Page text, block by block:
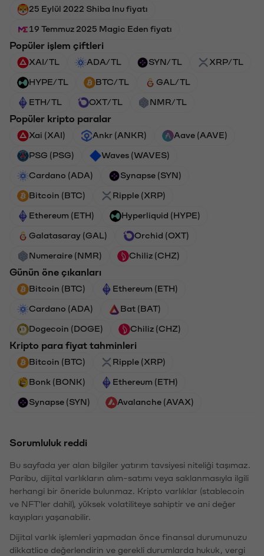
25 Eylül 2022 Shiba Inu fiyatı
19 Temmuz 2025 Magic Eden fiyatı
Popüler işlem çiftleri
XAI/TL ADA/TL SYN/TL XRP/TL
HYPE/TL BTC/TL GAL/TL
ETH/TL OXT/TL NMR/TL
Popüler kripto paralar
Xai (XAI) Ankr (ANKR) Aave (AAVE)
PSG (PSG) Waves (WAVES)
Cardano (ADA) Synapse (SYN)
Bitcoin (BTC) Ripple (XRP)
Ethereum (ETH) Hyperliquid (HYPE)
Galatasaray (GAL) Orchid (OXT)
Numeraire (NMR) Chiliz (CHZ)
Günün öne çıkanları
Bitcoin (BTC) Ethereum (ETH)
Cardano (ADA) Bat (BAT)
Dogecoin (DOGE) Chiliz (CHZ)
Kripto para fiyat tahminleri
Bitcoin (BTC) Ripple (XRP)
Bonk (BONK) Ethereum (ETH)
Synapse (SYN) Avalanche (AVAX)
Sorumluluk reddi
Bu sayfada yer alan bilgiler yatırım tavsiyesi niteliği taşımaz.
Paribu, dijital varlıkların alım-satımı veya saklanmasıyla ilgili
herhangi bir öneride bulunmaz. Kripto varlıklar (stablecoin
ve NFT'ler dahil), yüksek volatiliteye sahiptir ve ani değer
kayıpları yaşanabilir.
Dijital varlık işlemleri yapmadan önce finansal durumunuzu
dikkatlice değerlendirin ve gerekli durumlarda hukuk, vergi